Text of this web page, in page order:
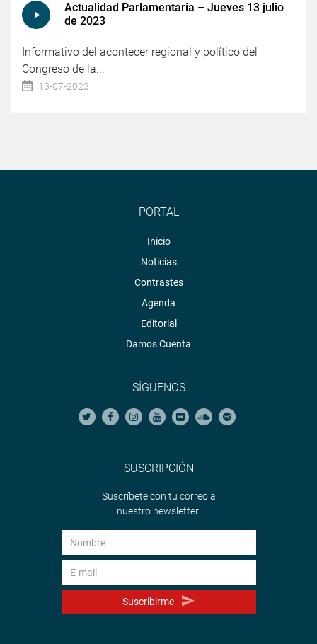
Actualidad Parlamentaria – Jueves 13 julio
de 2023
Informativo del acontecer regional y político del
Congreso de la...
13-07-2023
PORTAL
Inicio
Noticias
Contrastes
Agenda
Editorial
Damos Cuenta
SÍGUENOS
SUSCRIPCIÓN
Suscríbete con tu correo a
nuestro newsletter.
Suscribirme